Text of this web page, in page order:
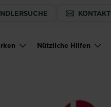
KONTAKT
Nützliche Hilfen